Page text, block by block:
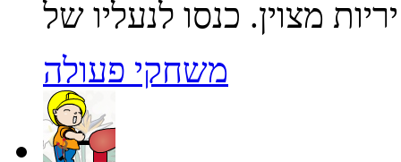
משחקי פעולה